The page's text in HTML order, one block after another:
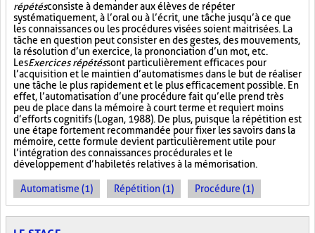
répétésconsiste à demander aux élèves de répéter
systématiquement, à l’oral ou à l’écrit, une tâche jusqu’à ce que
les connaissances ou les procédures visées soient maitrisées. La
tâche en question peut consister en des gestes, des mouvements,
la résolution d’un exercice, la prononciation d’un mot, etc.
LesExercices répétéssont particulièrement efficaces pour
l’acquisition et le maintien d’automatismes dans le but de réaliser
une tâche le plus rapidement et le plus efficacement possible. En
effet, l’automatisation d’une procédure fait qu’elle prend très
peu de place dans la mémoire à court terme et requiert moins
d’efforts cognitifs (Logan, 1988). De plus, puisque la répétition est
une étape fortement recommandée pour fixer les savoirs dans la
mémoire, cette formule devient particulièrement utile pour
l’intégration des connaissances procédurales et le
développement d’habiletés relatives à la mémorisation.
Automatisme (1) Répétition (1) Procédure (1)